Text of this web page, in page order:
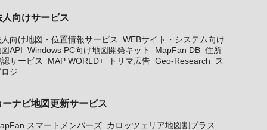
人向けサービス
向け地図・位置情報サービス
WEBサイト・システム向け
API Windows PC向け地図開発キット MapFan DB 住所
サービス
MAP WORLD+ トリマ広告 Geo-Research
ス
ジ
ーナビ地図更新サービス
スマートメンバーズ カロッツェリア地図割プラス